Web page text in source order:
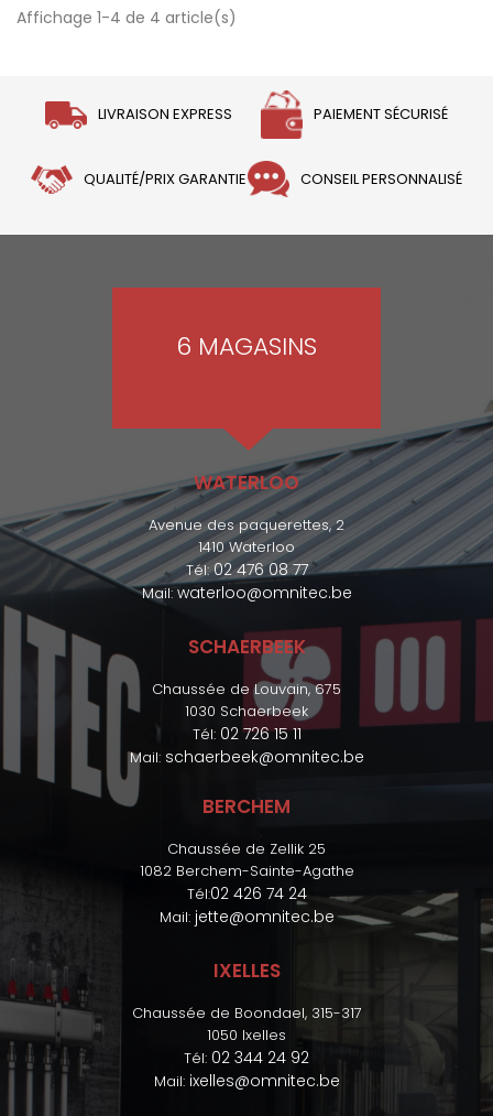
Affichage 1-4 de 4 article(s)
LIVRAISON EXPRESS PAIEMENT SÉCURISÉ
QUALITÉ/PRIX GARANTIE CONSEIL PERSONNALISÉ
6 MAGASINS
WATERLOO
Avenue des paquerettes, 2
1410 Waterloo
Tél:02 476 08 77
Mail: waterloo@omnitec.be
SCHAERBEEK
Chaussée de Louvain, 675
1030 Schaerbeek
Tél: 02 726 15 11
Mail: schaerbeek@omnitec.be
BERCHEM
Chaussée de Zellik 25
1082 Berchem-Sainte-Agathe
Tél:02 426 74 24
Mail: jette@omnitec.be
IXELLES
Chaussée de Boondael, 315-317
1050 Ixelles
Tél: 02 344 24 92
Mail: ixelles@omnitec.be